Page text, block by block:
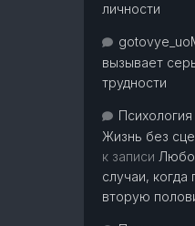
личности
вызывает
трудности
Жизнь без
к записи
случаи,
вторую